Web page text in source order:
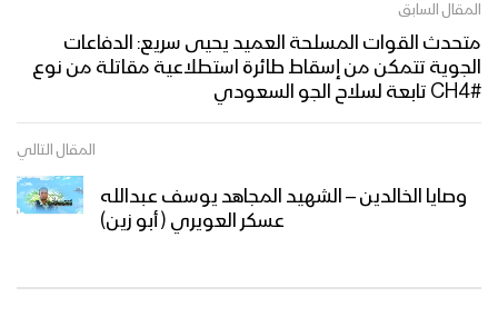
المقال السابق
متحدث القوات المسلحة العميد يحيى سريع: الدفاعات
الجوية تتمكن من إسقاط طائرة استطلاعية مقاتلة من نوع
#CH4 تابعة لسلاح الجو السعودي
المقال التالي
وصايا الخالدين – الشهيد المجاهد يوسف عبدالله
عسكر العويري ( أبو زين)